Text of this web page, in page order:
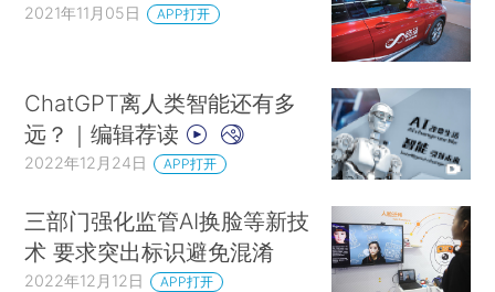
2021年11月05日 APP打开
ChatGPT离人类智能还有多
远？｜编辑荐读
2022年12月24日 APP打开
三部门强化监管AI换脸等新技
术 要求突出标识避免混淆
2022年12月12日 APP打开